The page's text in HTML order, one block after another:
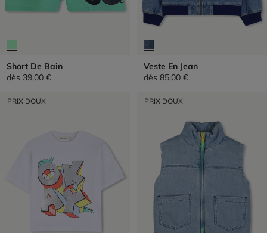
Short De Bain
dès 39,00 €
Veste En Jean
dès 85,00 €
PRIX DOUX PRIX DOUX